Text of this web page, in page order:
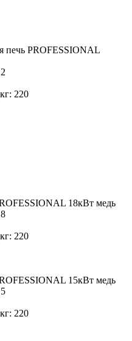
печь PROFESSIONAL
220
18кВт медь
220
15кВт медь
220